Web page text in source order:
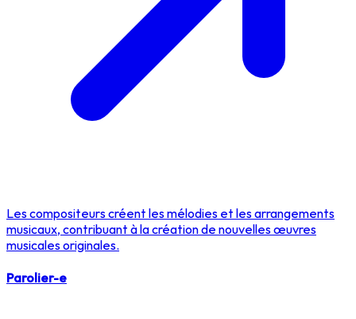
Les compositeurs créent les mélodies et les arrangements
musicaux, contribuant à la création de nouvelles œuvres
musicales originales.
Parolier-e